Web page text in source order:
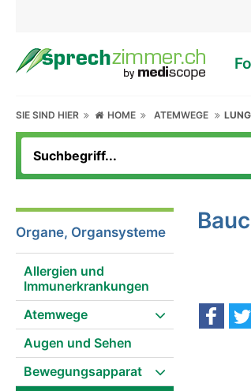
SIE SIND HIER HOME ATEMWEGE
Organe, Organsysteme
Allergien und
Immunerkrankungen
Atemwege
Augen und Sehen
Bewegungsapparat